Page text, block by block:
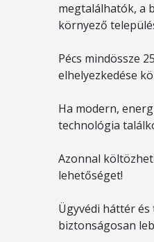
megtalálhatók, a
környező
Pécs mindössze
elhelyezkedése
Ha modern,
technológia
Azonnal
lehetőséget!
Ügyvédi háttér
biztonságosan